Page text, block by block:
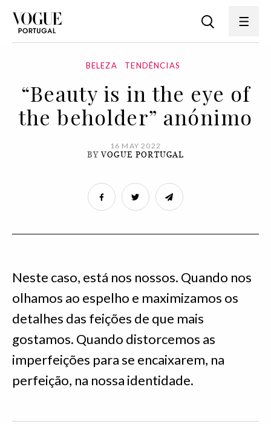
BELEZA TENDÊNCIAS
“Beauty is in the eye of
the beholder” anónimo
16 MAY 2022
BYVOGUE PORTUGAL
Neste caso, está nos nossos. Quando nos
olhamos ao espelho e maximizamos os
detalhes das feições de que mais
gostamos. Quando distorcemos as
imperfeições para se encaixarem, na
perfeição, na nossa identidade.